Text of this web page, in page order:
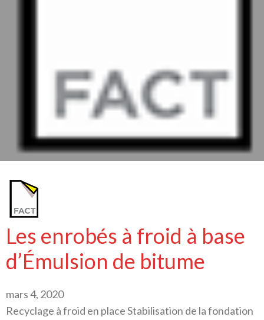
Les enrobés à froid à base
d’Émulsion de bitume
mars 4, 2020
Recyclage à froid en place Stabilisation de la fondation